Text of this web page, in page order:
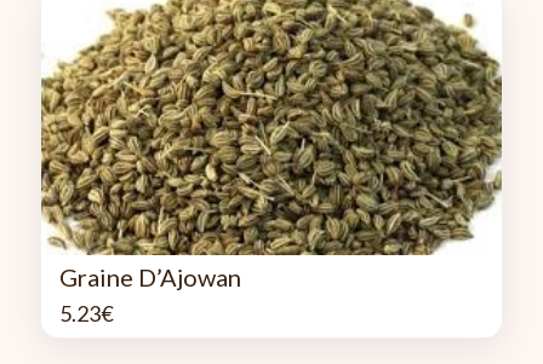
Graine D’Ajowan
5.23€